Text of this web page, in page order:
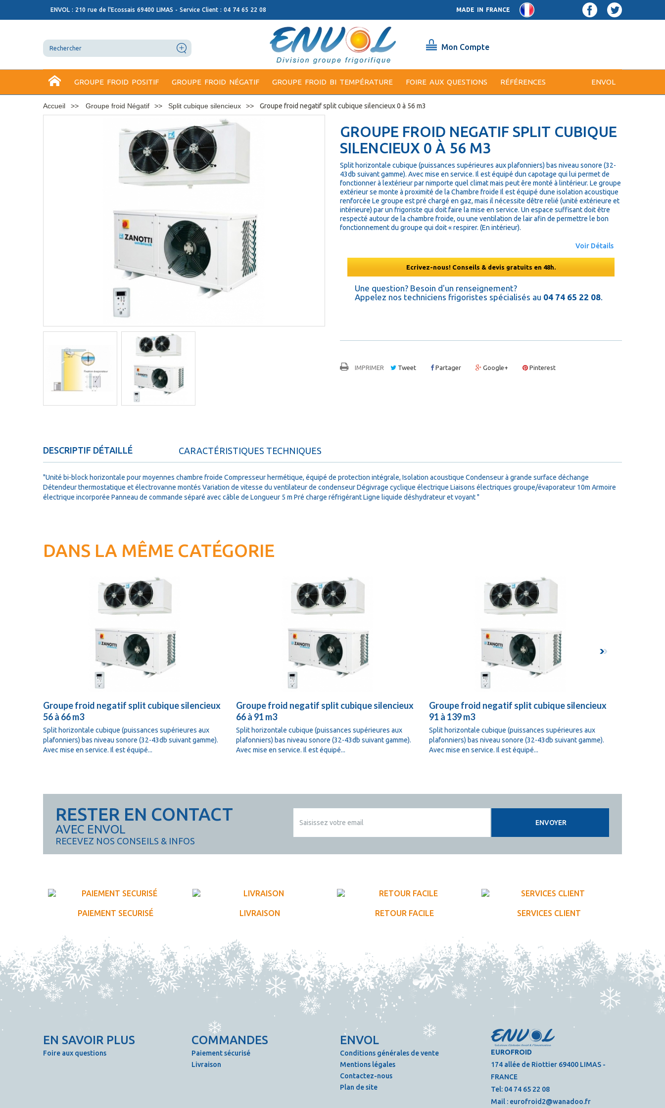
ENVOL : 210 rue de l'Ecossais 69400 LIMAS - Service Client : 04 74 65 22 08 MADE IN FRANCE
Mon Compte
GROUPE FROID POSITIF GROUPE FROID NÉGATIF GROUPE FROID BI TEMPÉRATURE FOIRE AUX QUESTIONS RÉFÉRENCES ENVOL
Accueil Groupe froid Négatif Split cubique silencieux Groupe froid negatif split cubique silencieux 0 à 56 m3
GROUPE FROID NEGATIF SPLIT CUBIQUE
SILENCIEUX 0 À 56 M3
Split horizontale cubique (puissances supérieures aux plafonniers) bas niveau sonore (32-
43db suivant gamme). Avec mise en service. Il est équipé dun capotage qui lui permet de
fonctionner à lextérieur par nimporte quel climat mais peut êre monté à lintérieur. Le groupe
extérieur se monte à proximité de la Chambre froide Il est équipé dune isolation acoustique
renforcée Le groupe est pré chargé en gaz, mais il nécessite dêtre relié (unité extérieure et
intérieure) par un frigoriste qui doit faire la mise en service. Un espace suffisant doit être
respecté autour de la chambre froide, ou une ventilation de lair afin de permettre le bon
fonctionnement du groupe qui doit « respirer. (En intérieur).
Voir Détails
Ecrivez-nous! Conseils & devis gratuits en 48h.
Une question? Besoin d'un renseignement?
Appelez nos techniciens frigoristes spécialisés au 04 74 65 22 08.
IMPRIMER Tweet Partager Google+ Pinterest
DESCRIPTIF DÉTAILLÉ CARACTÉRISTIQUES TECHNIQUES
"Unité bi-block horizontale pour moyennes chambre froide Compresseur hermétique, équipé de protection intégrale, Isolation acoustique Condenseur à grande surface déchange
Détendeur thermostatique et électrovanne montés Variation de vitesse du ventilateur de condenseur Dégivrage cyclique électrique Liaisons électriques groupe/évaporateur 10m Armoire
électrique incorporée Panneau de commande séparé avec câble de Longueur 5 m Pré charge réfrigérant Ligne liquide déshydrateur et voyant "
DANS LA MÊME CATÉGORIE
Groupe froid negatif split cubique silencieux
56 à 66 m3
Split horizontale cubique (puissances supérieures aux
plafonniers) bas niveau sonore (32-43db suivant gamme).
Avec mise en service. Il est équipé...
Groupe froid negatif split cubique silencieux
66 à 91 m3
Split horizontale cubique (puissances supérieures aux
plafonniers) bas niveau sonore (32-43db suivant gamme).
Avec mise en service. Il est équipé...
Groupe froid negatif split cubique silencieux
91 à 139 m3
Split horizontale cubique (puissances supérieures aux
plafonniers) bas niveau sonore (32-43db suivant gamme).
Avec mise en service. Il est équipé...
RESTER EN CONTACT
AVEC ENVOL
RECEVEZ NOS CONSEILS & INFOS
ENVOYER
PAIEMENT SECURISÉ LIVRAISON RETOUR FACILE SERVICES CLIENT
EN SAVOIR PLUS
Foire aux questions
COMMANDES
Paiement sécurisé
Livraison
ENVOL
Conditions générales de vente
Mentions légales
Contactez-nous
Plan de site
EUROFROID
174 allée de Riottier 69400 LIMAS -
FRANCE
Tel: 04 74 65 22 08
Mail : eurofroid2@wanadoo.fr